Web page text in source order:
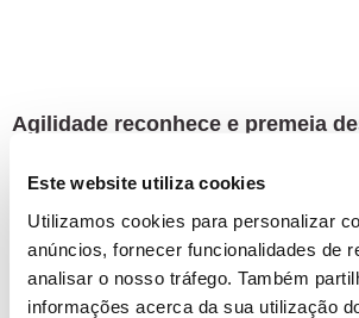
Este website utiliza cookies
Utilizamos cookies para personalizar
anúncios, fornecer funcionalidades de
analisar o nosso tráfego. Também
informações acerca da sua utilização
Agilidade reconhece e premeia
04-05-2026